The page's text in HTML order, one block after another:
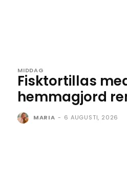
MIDDAG
Fisktortillas
hemmagjord
MARIA - 6 AUGUSTI, 2026